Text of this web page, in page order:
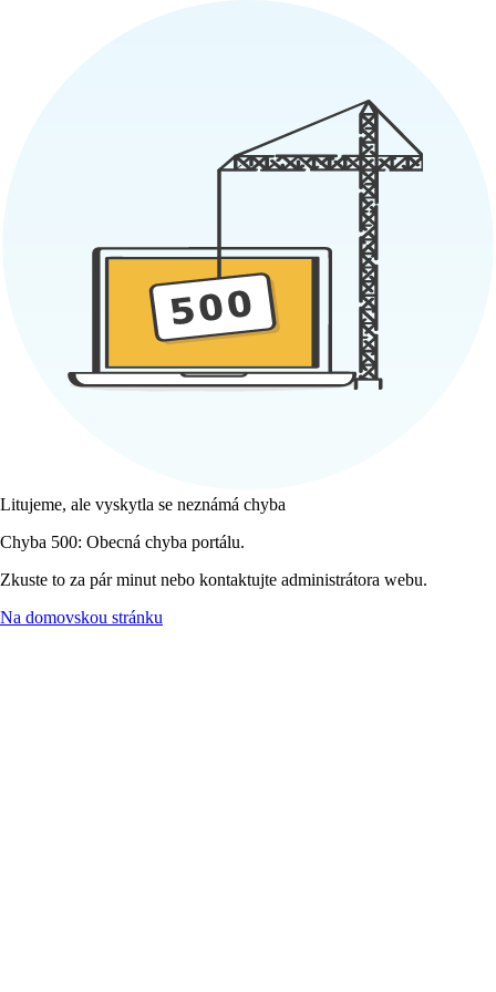
Litujeme, ale vyskytla se neznámá chyba
Chyba 500: Obecná chyba portálu.
Zkuste to za pár minut nebo kontaktujte administrátora webu.
Na domovskou stránku